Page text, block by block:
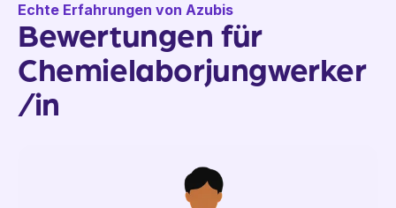
Echte Erfahrungen von Azubis
Bewertungen für
Chemielaborjungwerker
/in